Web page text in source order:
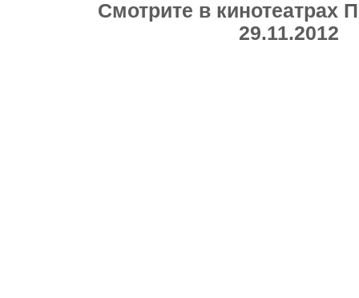
Смотрите в кинотеатрах
29.11.2012